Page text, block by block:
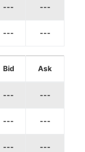
--- ---
--- ---
Bid Ask
--- ---
--- ---
--- ---